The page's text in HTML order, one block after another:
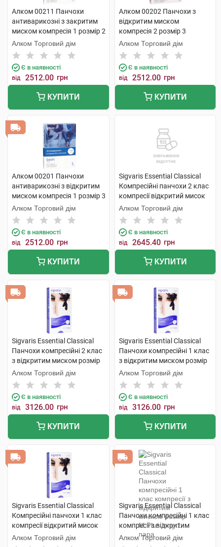
Алком 00211 Панчохи
антиварикозні з закритим
миском компресія 1 розмір 2
бежевий 1 пара
Алком Торговий дім
Є в наявності
від 2512.00 грн
КУПИТИ
Алком 00202 Панчохи з
відкритим миском
компресія 2 розмір 3
бежевий 1 пара
Алком Торговий дім
Є в наявності
від 2512.00 грн
КУПИТИ
Алком 00201 Панчохи
антиварикозні з відкритим
миском компресія 1 розмір 3
бежевий 1 пара
Алком Торговий дім
Є в наявності
від 2512.00 грн
КУПИТИ
Sigvaris Essential Classical
Компресійні панчохи 2 клас
компресії відкритий мисок
розмір L long 1 пара
Алком Торговий дім
Є в наявності
від 2645.40 грн
КУПИТИ
Sigvaris Essential Classical
Панчохи компресійні 2 клас
з відкритим миском розмір
М long 1 пара
Алком Торговий дім
Є в наявності
від 3126.00 грн
КУПИТИ
Sigvaris Essential Classical
Панчохи компресійні 1 клас
з відкритим миском розмір
М long 1 пара
Алком Торговий дім
Є в наявності
від 3126.00 грн
КУПИТИ
Sigvaris Essential Classical
Компресійні панчохи 1 клас
компресії відкритий мисок
розмір L long 1 пара
Алком Торговий дім
Sigvaris Essential Classical
Панчохи компресійні 1 клас
компресії з відкритим
миском розмір М Plus long 1
пара
Алком Торговий дім